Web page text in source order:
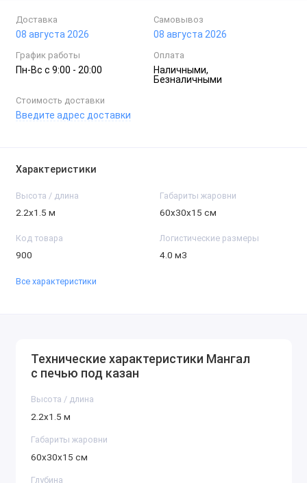
Доставка
08 августа 2026
Самовывоз
08 августа 2026
График работы
Пн-Вc с 9:00 - 20:00
Оплата
Наличными,
Безналичными
Стоимость доставки
Введите адрес доставки
Характеристики
Высота / длина
2.2x1.5 м
Габариты жаровни
60x30x15 см
Код товара
900
Логистические размеры
4.0 м3
Все характеристики
Технические характеристики Мангал
с печью под казан
Высота / длина
2.2x1.5 м
Габариты жаровни
60x30x15 см
Глубина